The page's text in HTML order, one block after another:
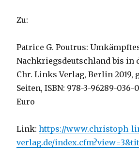
Zu:
Patrice G. Poutrus:
Nachkriegsdeutschland bis in
Chr. Links Verlag, Berlin 2019,
Seiten, ISBN: 978-3-96289-036-
Euro
Link:https://www.christoph-
verlag.de/